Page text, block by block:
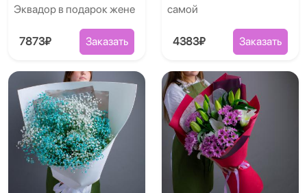
Эквадор в подарок жене
7873₽ Заказать
самой
4383₽ Заказать